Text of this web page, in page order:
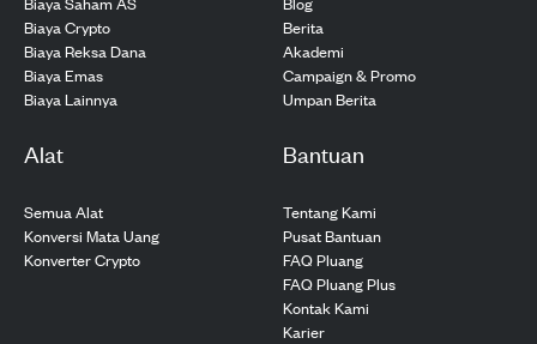
Biaya Crypto
Biaya Reksa Dana
Biaya Emas
Biaya Lainnya
Berita
Akademi
Campaign & Promo
Umpan Berita
Alat
Semua Alat
Konversi Mata Uang
Konverter Crypto
Bantuan
Tentang Kami
Pusat Bantuan
FAQ Pluang
FAQ Pluang Plus
Kontak Kami
Karier